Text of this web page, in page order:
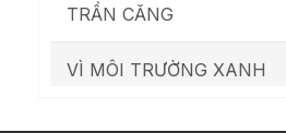
TRẦN CĂNG
VÌ MÔI TRƯỜNG XANH